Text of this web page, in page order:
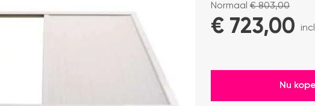
Normaal €803,00
€ 723,00
Nu